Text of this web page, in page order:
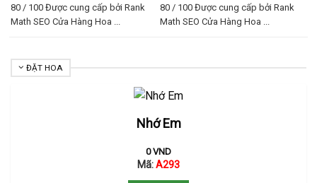
80 / 100 Được cung cấp bởi Rank
Math SEO Cửa Hàng Hoa ...
80 / 100 Được cung cấp bởi Rank
Math SEO Cửa Hàng Hoa ...
ĐẶT HOA
Nhớ Em
0VND
Mã:A293